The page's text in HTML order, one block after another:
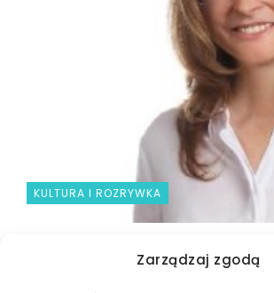
Zarządzaj zgodą
KULTURA I ROZRYWKA
Zapraszamy na Cykl Spotkań